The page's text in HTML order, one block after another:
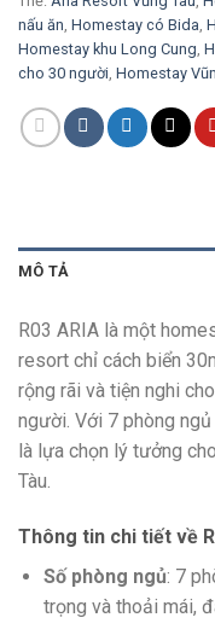
nấu ăn Homestay có Bida
Homestay khu Long Cung
cho 30 người Homestay
MÔ TẢ
R03 ARIA là một
resort chỉ cách biển
rộng rãi và tiện nghi
người. Với 7 phòng
là lựa chọn lý tưởng
Tàu.
Thông tin chi tiết về
Số phòng ngủ: 7
trọng và thoải mái,